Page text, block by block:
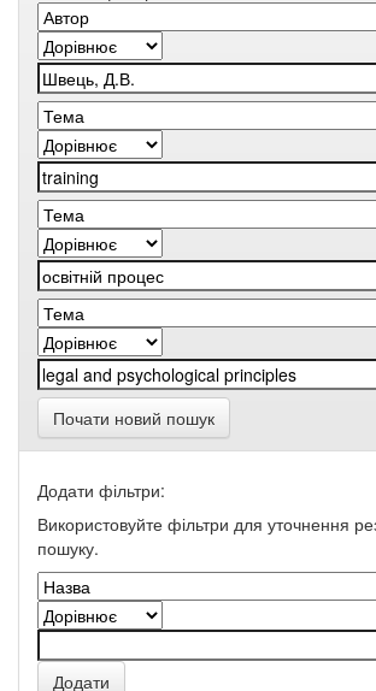
Почати новий пошук
Додати фільтри:
Використовуйте фільтри для уточнення
пошуку.